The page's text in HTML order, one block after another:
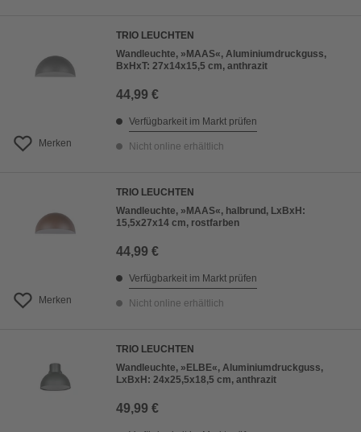
Merken
TRIO LEUCHTEN
Wandleuchte, »MAAS«, Aluminiumdruckguss,
BxHxT: 27x14x15,5 cm, anthrazit
44,99 €
Verfügbarkeit im Markt prüfen
Nicht online erhältlich
Merken
TRIO LEUCHTEN
Wandleuchte, »MAAS«, halbrund, LxBxH:
15,5x27x14 cm, rostfarben
44,99 €
Verfügbarkeit im Markt prüfen
Nicht online erhältlich
TRIO LEUCHTEN
Wandleuchte, »ELBE«, Aluminiumdruckguss,
LxBxH: 24x25,5x18,5 cm, anthrazit
49,99 €